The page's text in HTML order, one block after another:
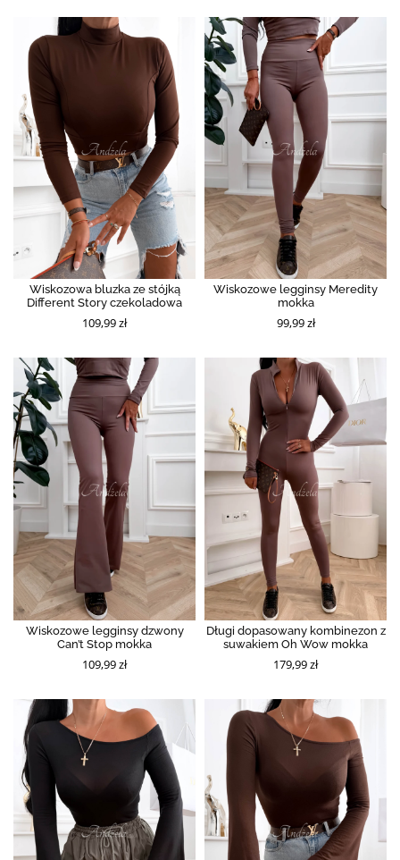
Wiskozowa bluzka ze stójką
Different Story czekoladowa
109,99 zł
Wiskozowe legginsy Meredity
mokka
99,99 zł
Wiskozowe legginsy dzwony
Can’t Stop mokka
109,99 zł
Długi dopasowany kombinezon z
suwakiem Oh Wow mokka
179,99 zł